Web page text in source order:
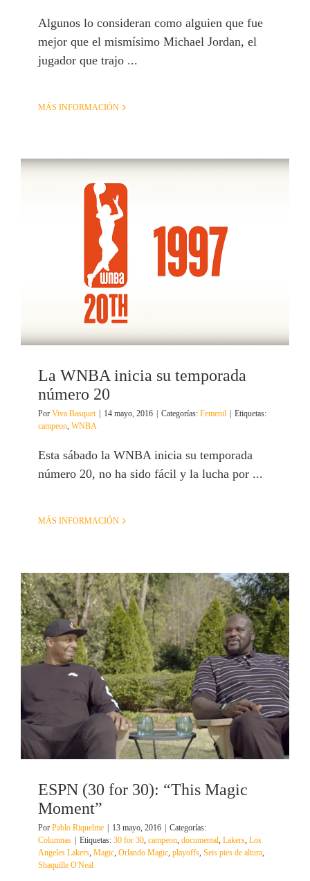
Algunos lo consideran como alguien que fue
mejor que el mismísimo Michael Jordan, el
jugador que trajo ...
MÁS INFORMACIÓN
La WNBA inicia su temporada
número 20
Por Viva Basquet 14 mayo, 2016 Categorías: Femenil
Etiquetas:
campeon, WNBA
Esta sábado la WNBA inicia su temporada
número 20, no ha sido fácil y la lucha por ...
MÁS INFORMACIÓN
ESPN (30 for 30): “This Magic
Moment”
Por Pablo Riquelme 13 mayo, 2016
Categorías:
Columnas
Etiquetas: 30 for 30, campeon, documental, Lakers, Los
Angeles Lakers, Magic, Orlando Magic, playoffs, Seis pies de altura,
Shaquille O'Neal